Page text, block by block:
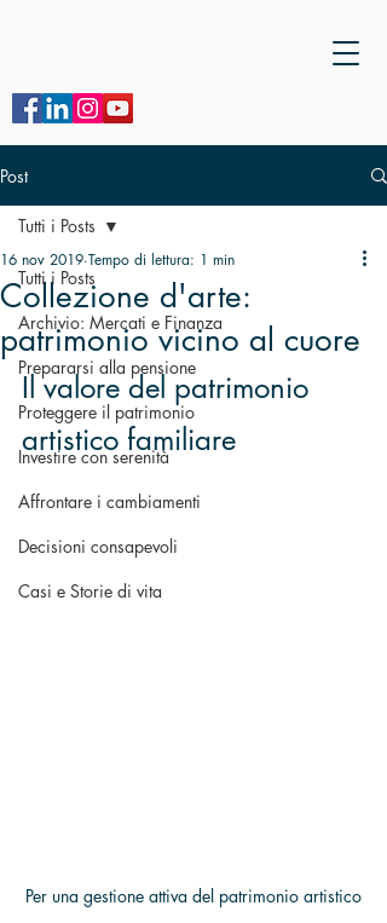
Post
Tutti i Posts
Archivio: Mercati e Finanza
Prepararsi alla pensione
Proteggere il patrimonio
Investire con serenità
Affrontare i cambiamenti
Decisioni consapevoli
Casi e Storie di vita
Tutti i Posts
Collezione d'arte:
patrimonio vicino al cuore
16 nov 2019 Tempo di lettura: 1 min
Il valore del patrimonio
artistico familiare
Per una gestione attiva del patrimonio artistico